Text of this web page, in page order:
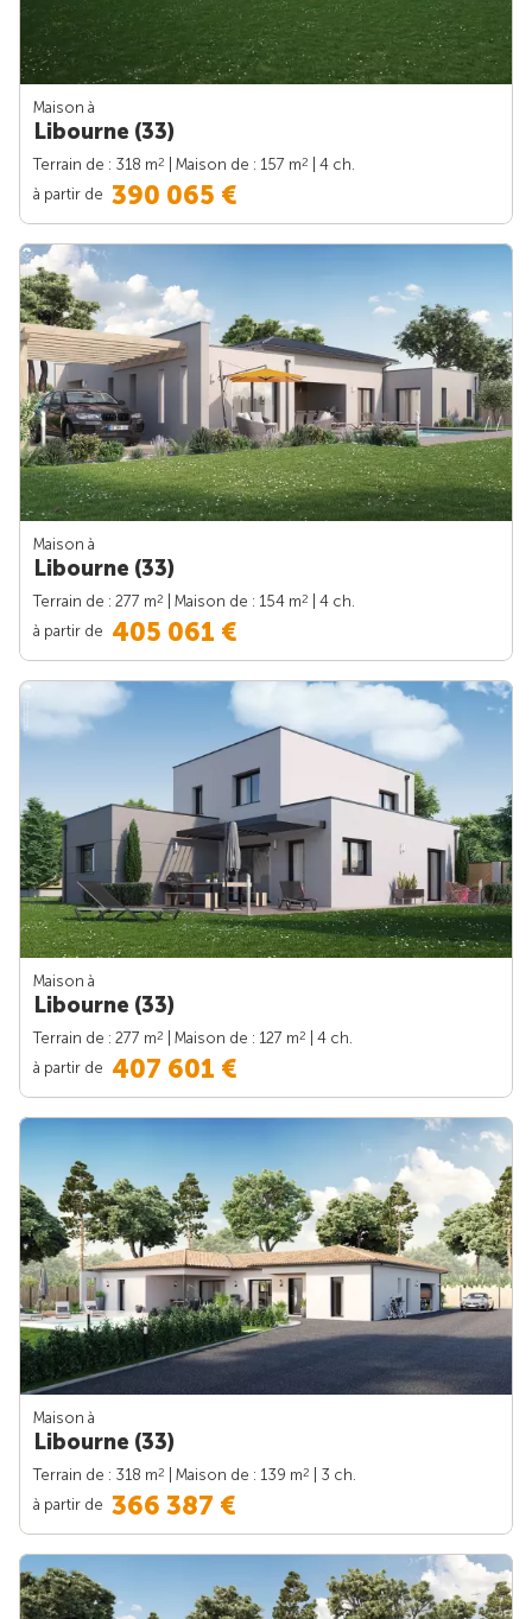
Maison à
Libourne (33)
Terrain de : 318 m2 | Maison de : 157 m2
| 4 ch.
à partir de 390 065 €
Maison à
Libourne (33)
Terrain de : 277 m2 | Maison de : 154 m2
| 4 ch.
à partir de 405 061 €
Maison à
Libourne (33)
Terrain de : 277 m2 | Maison de : 127 m2
| 4 ch.
à partir de 407 601 €
Maison à
Libourne (33)
Terrain de : 318 m2 | Maison de : 139 m2
| 3 ch.
à partir de 366 387 €